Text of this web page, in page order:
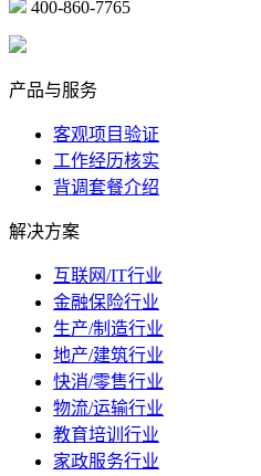
400-860-7765
产品与服务
客观项目验证
工作经历核实
背调套餐介绍
解决方案
互联网/IT行业
金融保险行业
生产/制造行业
地产/建筑行业
快消/零售行业
物流/运输行业
教育培训行业
家政服务行业